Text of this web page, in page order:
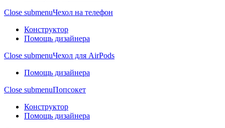
Close submenuЧехол на телефон
Конструктор
Помощь дизайнера
Close submenuЧехол для AirPods
Помощь дизайнера
Close submenuПопсокет
Конструктор
Помощь дизайнера